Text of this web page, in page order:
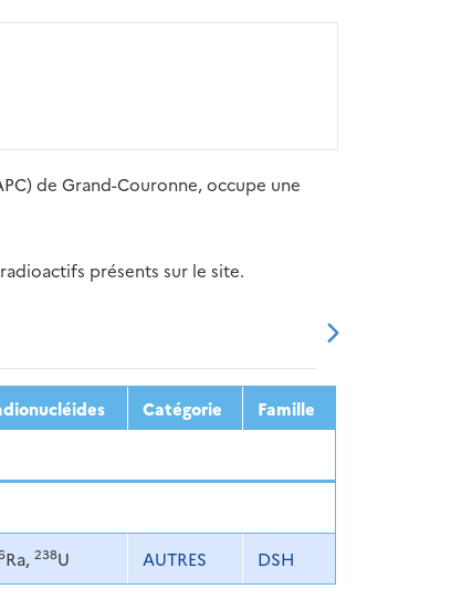
de Grand-Couronne, occupe une
présents sur le site.
2021 2022 2023
Catégorie
Famille
Ra, 238U AUTRES DSH